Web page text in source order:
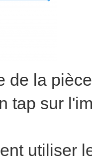
de la
tap sur
utiliser